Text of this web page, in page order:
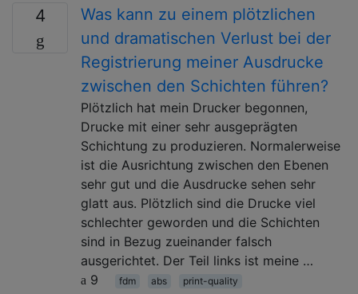
4
Was kann zu einem plötzlichen
und dramatischen Verlust bei der
Registrierung meiner Ausdrucke
zwischen den Schichten führen?
Plötzlich hat mein Drucker begonnen,
Drucke mit einer sehr ausgeprägten
Schichtung zu produzieren. Normalerweise
ist die Ausrichtung zwischen den Ebenen
sehr gut und die Ausdrucke sehen sehr
glatt aus. Plötzlich sind die Drucke viel
schlechter geworden und die Schichten
sind in Bezug zueinander falsch
ausgerichtet. Der Teil links ist meine …
9
fdm abs print-quality